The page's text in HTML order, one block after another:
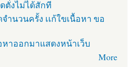
ตั่งไม่ได้สักที
ำนวนครั้ง เเก้ใขเนื้อหา ขอ
หาออกมาแสดงหน้าเว็บ
More